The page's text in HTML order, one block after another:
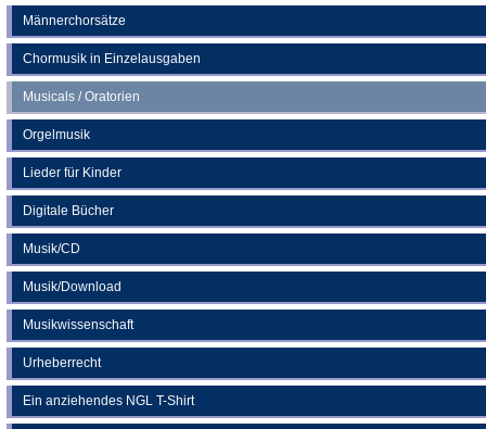
Männerchorsätze
Chormusik in Einzelausgaben
Musicals / Oratorien
Orgelmusik
Lieder für Kinder
Digitale Bücher
Musik/CD
Musik/Download
Musikwissenschaft
Urheberrecht
Ein anziehendes NGL T-Shirt